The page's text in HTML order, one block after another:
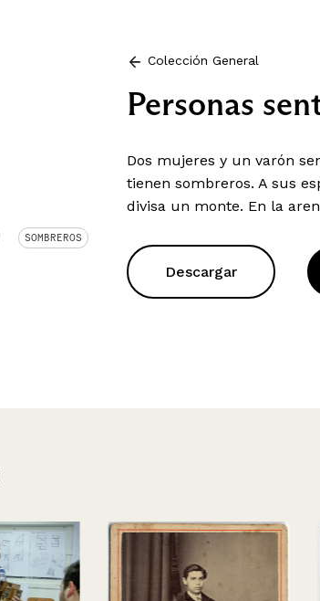
SOMBREROS
Colección General
Personas
Dos mujeres y un varón
tienen sombreros. A sus
divisa un monte. En la
Descargar